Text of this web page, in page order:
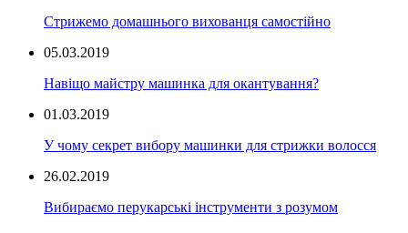
Стрижемо домашнього вихованця самостійно
05.03.2019
Навіщо майстру машинка для окантування?
01.03.2019
У чому секрет вибору машинки для стрижки волосся
26.02.2019
Вибираємо перукарські інструменти з розумом